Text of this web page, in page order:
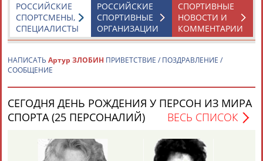
Каримжан
Аделя
Андрей
Герман
СПОРТИВНЫЕ
НОВОСТИ И
КОММЕНТАРИИ
РОССИЙСКИЕ
СПОРТИВНЫЕ
ОРГАНИЗАЦИИ
РОССИЙСКИЕ
СПОРТСМЕНЫ,
СПЕЦИАЛИСТЫ
НАПИСАТЬ Артур ЗЛОБИН ПРИВЕТСТВИЕ / ПОЗДРАВЛЕНИЕ /
СООБЩЕНИЕ
СЕГОДНЯ ДЕНЬ РОЖДЕНИЯ У ПЕРСОН ИЗ МИРА
СПОРТА (25 ПЕРСОНАЛИЙ)
ВЕСЬ СПИСОК